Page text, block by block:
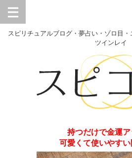
スピリチュアルブログ・夢占い・ゾロ目
ツインレイ
持つだけで金運ア
可愛くて使いやす